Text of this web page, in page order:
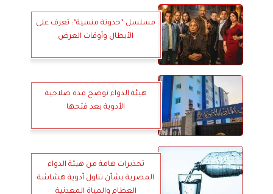
مسلسل ”حدوتة منسية”: تعرف على
الأبطال وأوقات العرض
هيئة الدواء توضح مدة صلاحية
الأدوية بعد فتحها
تحذيرات هامة من هيئة الدواء
المصرية بشأن تناول أدوية هشاشة
العظام والمياة المعدنية